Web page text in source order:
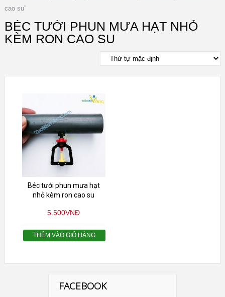
cao su”
BÉC TƯỚI PHUN MƯA HẠT NHỎ
KÈM RON CAO SU
Béc tưới phun mưa hạt
nhỏ kèm ron cao su
5.500VNĐ
THÊM VÀO GIỎ HÀNG
FACEBOOK